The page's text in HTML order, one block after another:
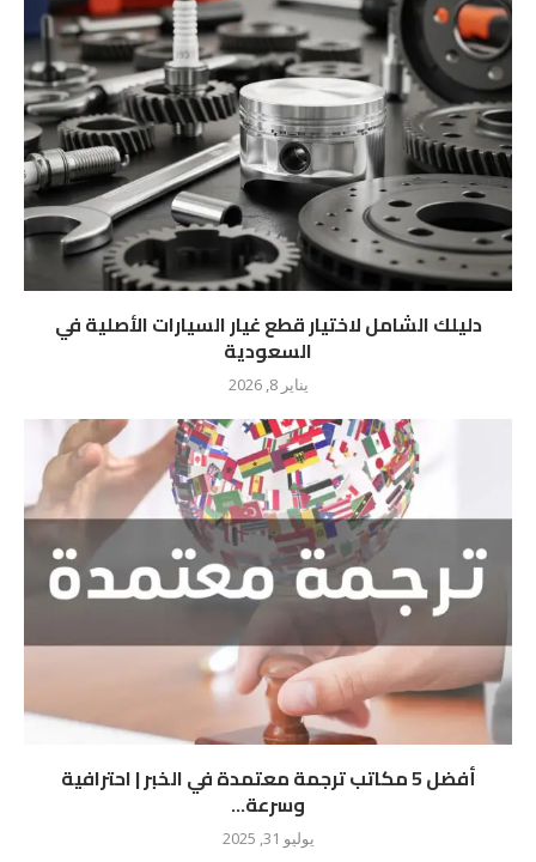
دليلك الشامل لاختيار قطع غيار السيارات الأصلية في
السعودية
يناير 8, 2026
أفضل 5 مكاتب ترجمة معتمدة في الخبر | احترافية
وسرعة...
يوليو 31, 2025